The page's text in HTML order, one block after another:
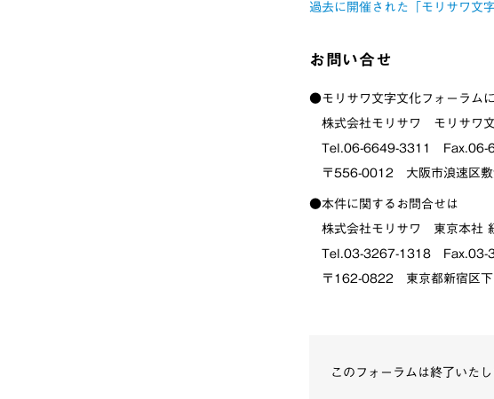
過去に開催された「モリサワ文
お問い合せ
●モリサワ文字文化フォーラム
株式会社モリサワ モリサワ文
Tel.06-6649-3311 Fax.06-
〒556-0012 大阪市浪速区敷
●本件に関するお問合せは
株式会社モリサワ 東京本社
Tel.03-3267-1318 Fax.03-
〒162-0822 東京都新宿区下
このフォーラムは終了いたし